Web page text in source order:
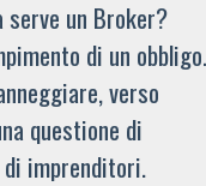
serve un Broker?
di un obbligo.
verso
questione di
imprenditori.